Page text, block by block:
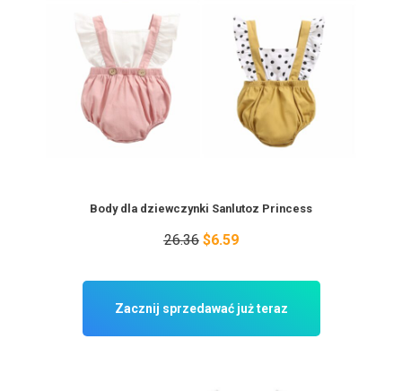
Body dla dziewczynki Sanlutoz Princess
26.36 $6.59
Zacznij sprzedawać już teraz